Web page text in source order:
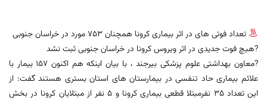
تعداد فوتی های در اثر بیماری کرونا همچنان 753 مورد در خراسان جنوبی
?هیچ فوت جدیدی در اثر ویروس کرونا در خراسان جنوبی ثبت نشد
?معاون بهداشتی علوم پزشکی بیرجند ، با بیان اینکه هم اکنون 157 بیمار با
علائم بیماری حاد تنفسی در بیمارستان های استان بستری هستند گفت: از
این تعداد 35 نفرمبتلا قطعی بیماری کرونا و 5 نفر از مبتلایان کرونا در بخش